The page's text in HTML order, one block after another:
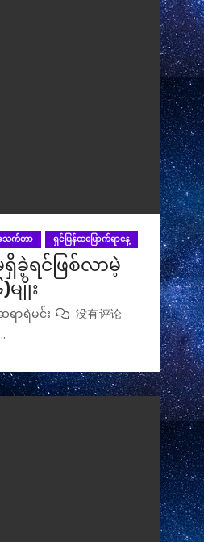
သက်တာ ရှင်ပြန်ထမြောက်ရာနေ့
ရှိခဲ့ရင်ဖြစ်လာမဲ့
မျိုး
ရာရဲမင်း 没有评论